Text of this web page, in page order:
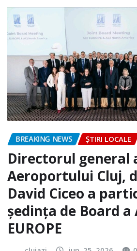
BREAKING NEWS ȘTIRI LOCALE
Directorul general
Aeroportului Cluj,
David Ciceo a
ședința de Board a
EUROPE